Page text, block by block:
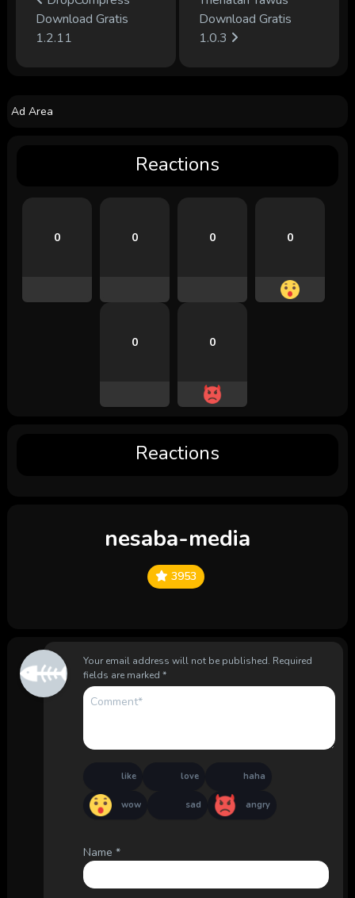
Download Gratis
1.2.11
Download Gratis
1.0.3
Ad Area
Reactions
0 0 0 0
0 0
Reactions
nesaba-media
3953
Your email address will not be published. Required
fields are marked *
like love haha
wow sad angry
Name *